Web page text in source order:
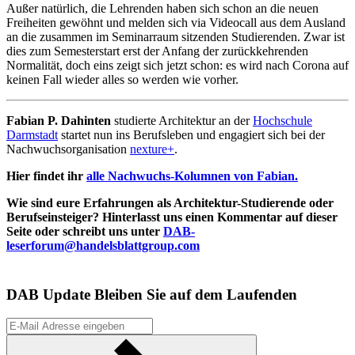
Außer natürlich, die Lehrenden haben sich schon an die neuen
Freiheiten gewöhnt und melden sich via Videocall aus dem Ausland
an die zusammen im Seminarraum sitzenden Studierenden. Zwar ist
dies zum Semesterstart erst der Anfang der zurückkehrenden
Normalität, doch eins zeigt sich jetzt schon: es wird nach Corona auf
keinen Fall wieder alles so werden wie vorher.
Fabian P. Dahinten studierte Architektur an derHochschule
Darmstadt startet nun ins Berufsleben und engagiert sich bei der
Nachwuchsorganisation nexture+.
Hier findet ihr alle Nachwuchs-Kolumnen von Fabian.
Wie sind eure Erfahrungen als Architektur-Studierende oder
Berufseinsteiger? Hinterlasst uns einen Kommentar auf dieser
Seite oder schreibt uns unter DAB-
leserforum@handelsblattgroup.com
DAB Update Bleiben Sie auf dem Laufenden